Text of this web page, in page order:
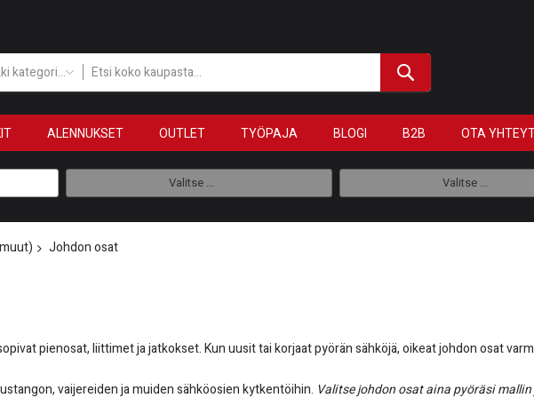
Kaikki kategoriat
ALENNUKSET OUTLET TYÖPAJA BLOGI B2B OTA
Valitse ... Valitse ...
Johdon osat
pienosat, liittimet ja jatkokset. Kun uusit tai korjaat pyörän sähköjä, oikeat johdon osat
vaijereiden ja muiden sähköosien kytkentöihin. Valitse johdon osat aina pyöräsi